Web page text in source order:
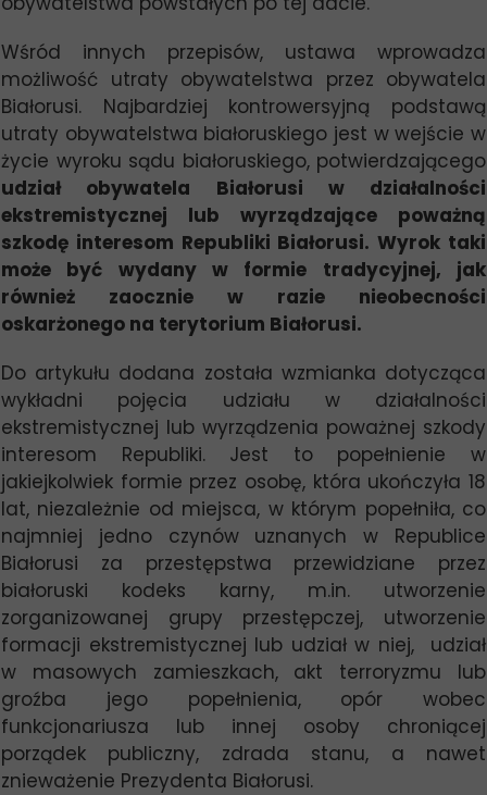
Wśród innych przepisów, ustawa wprowadza
możliwość utraty obywatelstwa przez obywatela
Białorusi. Najbardziej kontrowersyjną podstawą
utraty obywatelstwa białoruskiego jest w wejście w
życie wyroku sądu białoruskiego, potwierdzającego
udział obywatela Białorusi w działalności
ekstremistycznej lub wyrządzające poważną
szkodę interesom Republiki Białorusi. Wyrok taki
może być wydany w formie tradycyjnej, jak
również zaocznie w razie nieobecności
oskarżonego na terytorium Białorusi.
Do artykułu dodana została wzmianka dotycząca
wykładni pojęcia udziału w działalności
ekstremistycznej lub wyrządzenia poważnej szkody
interesom Republiki. Jest to popełnienie w
jakiejkolwiek formie przez osobę, która ukończyła 18
lat, niezależnie od miejsca, w którym popełniła, co
najmniej jedno czynów uznanych w Republice
Białorusi za przestępstwa przewidziane przez
białoruski kodeks karny, m.in. utworzenie
zorganizowanej grupy przestępczej, utworzenie
formacji ekstremistycznej lub udział w niej, udział
w masowych zamieszkach, akt terroryzmu lub
groźba jego popełnienia, opór wobec
funkcjonariusza lub innej osoby chroniącej
porządek publiczny, zdrada stanu, a nawet
znieważenie Prezydenta Białorusi.